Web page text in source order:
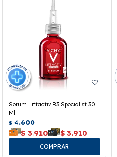
Serum Liftactiv B3 Specialist 30
Ml.
$ 4.600
$ 3.910 $ 3.910